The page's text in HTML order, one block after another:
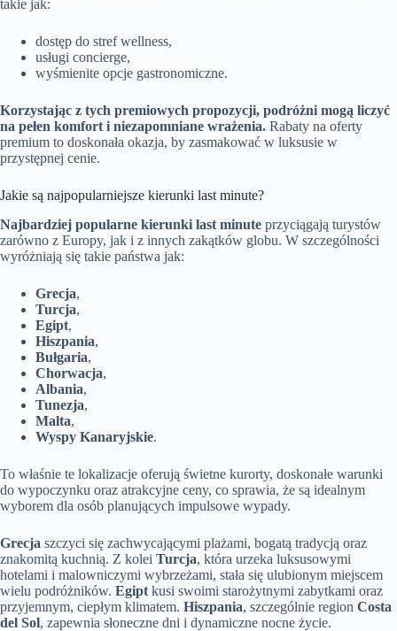
takie jak:
dostęp do stref wellness,
usługi concierge,
wyśmienite opcje gastronomiczne.
Korzystając z tych premiowych propozycji, podróżni mogą liczyć
na pełen komfort i niezapomniane wrażenia. Rabaty na oferty
premium to doskonała okazja, by zasmakować w luksusie w
przystępnej cenie.
Jakie są najpopularniejsze kierunki last minute?
Najbardziej popularne kierunki last minute przyciągają turystów
zarówno z Europy, jak i z innych zakątków globu. W szczególności
wyróżniają się takie państwa jak:
Grecja,
Turcja,
Egipt,
Hiszpania,
Bułgaria,
Chorwacja,
Albania,
Tunezja,
Malta,
Wyspy Kanaryjskie.
To właśnie te lokalizacje oferują świetne kurorty, doskonałe warunki
do wypoczynku oraz atrakcyjne ceny, co sprawia, że są idealnym
wyborem dla osób planujących impulsowe wypady.
Grecja szczyci się zachwycającymi plażami, bogatą tradycją oraz
znakomitą kuchnią. Z kolei Turcja, która urzeka luksusowymi
hotelami i malowniczymi wybrzeżami, stała się ulubionym miejscem
wielu podróżników. Egipt kusi swoimi starożytnymi zabytkami oraz
przyjemnym, ciepłym klimatem. Hiszpania, szczególnie region Costa
del Sol, zapewnia słoneczne dni i dynamiczne nocne życie.